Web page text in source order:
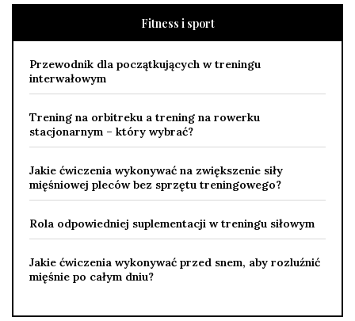
Fitness i sport
Przewodnik dla początkujących w treningu
interwałowym
Trening na orbitreku a trening na rowerku
stacjonarnym – który wybrać?
Jakie ćwiczenia wykonywać na zwiększenie siły
mięśniowej pleców bez sprzętu treningowego?
Rola odpowiedniej suplementacji w treningu siłowym
Jakie ćwiczenia wykonywać przed snem, aby rozluźnić
mięśnie po całym dniu?